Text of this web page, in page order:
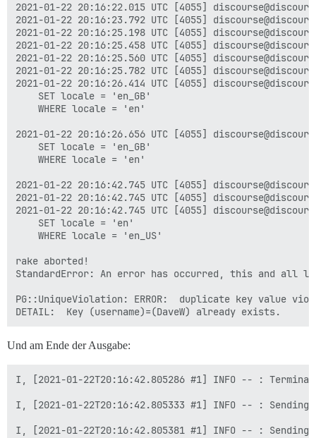
2021-01-22 20:16:22.015 UTC [4055]
2021-01-22 20:16:23.792 UTC [4055]
2021-01-22 20:16:25.198 UTC [4055]
2021-01-22 20:16:25.458 UTC [4055]
2021-01-22 20:16:25.560 UTC [4055]
2021-01-22 20:16:25.782 UTC [4055]
2021-01-22 20:16:26.414 UTC [4055]
2021-01-22 20:16:26.656 UTC [4055]
2021-01-22 20:16:42.745 UTC [4055]
2021-01-22 20:16:42.745 UTC [4055]
2021-01-22 20:16:42.745 UTC [4055] discourse@discourse
rake aborted!
StandardError: An error has occurred, this and all
PG::UniqueViolation: ERROR:  duplicate key value
Und am Ende der Ausgabe:
I, [2021-01-22T20:16:42.805286 #1] INFO -- :
I, [2021-01-22T20:16:42.805333 #1] INFO -- :
I, [2021-01-22T20:16:42.805381 #1] INFO -- :